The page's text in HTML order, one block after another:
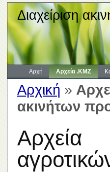
Διαχείριση
Αρχή Αρχεία .KMZ
Αρχική »
ακινήτων
Αρχεία